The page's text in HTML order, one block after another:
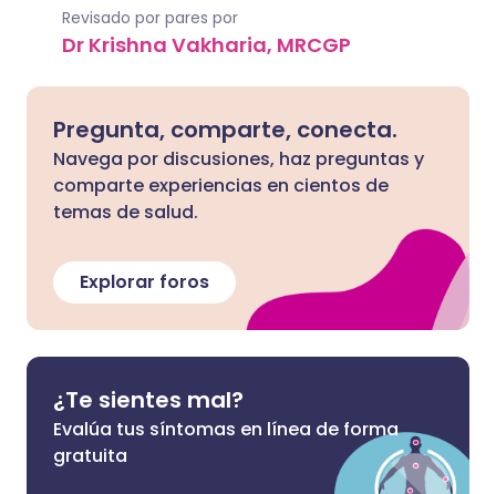
Revisado por pares por
Dr Krishna Vakharia, MRCGP
Pregunta, comparte, conecta.
Navega por discusiones, haz preguntas y
comparte experiencias en cientos de
temas de salud.
Explorar foros
¿Te sientes mal?
Evalúa tus síntomas en línea de forma
gratuita